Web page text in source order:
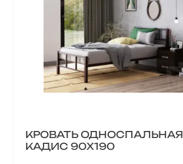
КРОВАТЬ ОДНОСПАЛЬНАЯ
КАДИС 90Х190